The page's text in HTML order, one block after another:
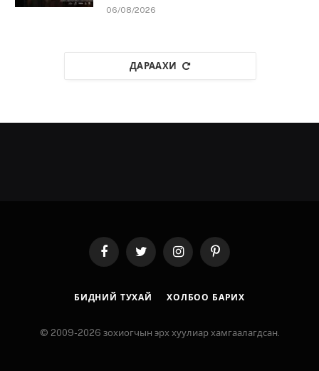
06/08/2026
ДАРААХИ
FacebookTwitter InstagramPinterest
БИДНИЙ ТУХАЙ ХОЛБОО БАРИХ
© 2009-2026 зохиогчын эрх хуулиар хамгаалагдсан.